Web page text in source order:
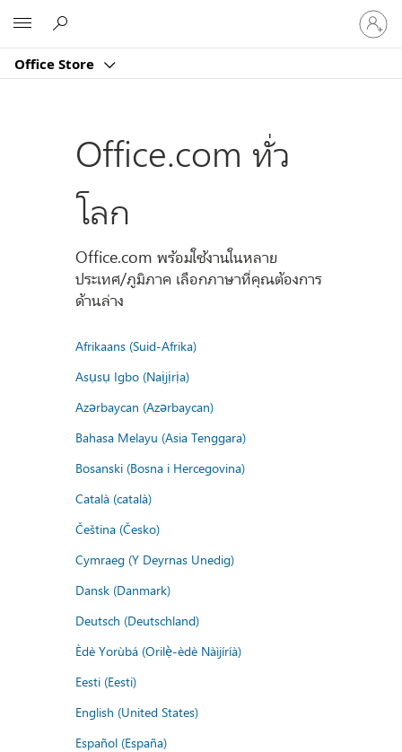
Office Store
ลงชื่อ
เข้า
บัญชี
Office.com ทั่ว
โลก
Office.com พร้อมใช้งานในหลาย
ประเทศ/ภูมิภาค เลือกภาษาที่คุณต้องการ
ด้านล่าง
Afrikaans (Suid-Afrika)
Asụsụ Igbo (Naịjịrịa)
Azərbaycan (Azərbaycan)
Bahasa Melayu (Asia Tenggara)
Bosanski (Bosna i Hercegovina)
Català (català)
Čeština (Česko)
Cymraeg (Y Deyrnas Unedig)
Dansk (Danmark)
Deutsch (Deutschland)
Èdè Yorùbá (Orilẹ̀-èdè Nàìjíríà)
Eesti (Eesti)
English (United States)
Español (España)